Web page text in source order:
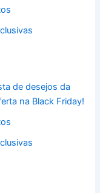
de desejos da
na Black Friday!